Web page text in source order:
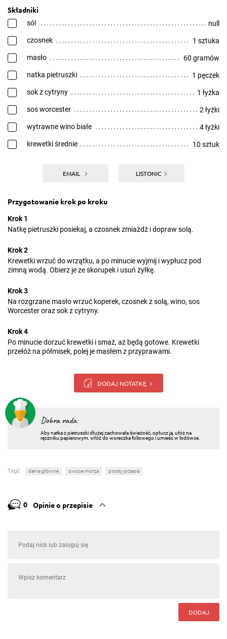
Składniki
sól null
czosnek 1 sztuka
masło 60 gramów
natka pietruszki 1 pęczek
sok z cytryny 1 łyżka
sos worcester 2 łyżki
wytrawne wino białe 4 łyżki
krewetki średnie 10 sztuk
EMAIL LISTONIC
Przygotowanie krok po kroku
Krok 1
Natkę pietruszki posiekaj, a czosnek zmiażdż i dopraw solą.
Krok 2
Krewetki wrzuć do wrzątku, a po minucie wyjmij i wypłucz pod
zimną wodą. Obierz je ze skorupek i usuń żyłkę.
Krok 3
Na rozgrzane masło wrzuć koperek, czosnek z solą, wino, sos
Worcester oraz sok z cytryny.
Krok 4
Po minucie dorzuć krewetki i smaż, aż będą gotowe. Krewetki
przełóż na półmisek, polej je masłem z przyprawami.
DODAJ NOTATKĘ
Dobra rada:
Aby natka z pietruszki dłużej zachowała świeżość, opłucz ją, ułóż na
ręczniku papierowym, włóż do woreczka foliowego i umieśc w lodówce.
Tagi: dania główne owoce morza prosty przepis
0 Opinie o przepisie
DODAJ